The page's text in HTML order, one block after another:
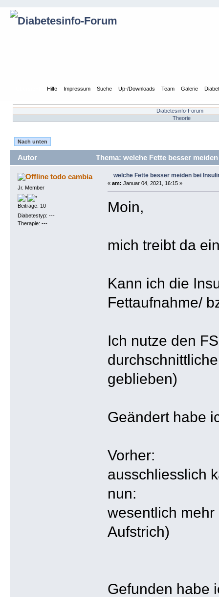
Hilfe Impressum Suche Up-/Downloads Team Galerie
Diabetesinfo-Forum
Theorie
Nach unten
Autor Thema: welche Fette besser
todo cambia
Jr. Member
Beiträge: 10
Diabetestyp: ---
Therapie: ---
welche Fette besser meiden bei
« am: Januar 04, 2021, 16:15 »
Moin,
mich treibt da
Kann ich die
Fettaufnahme/
Ich nutze den
geblieben)
Geändert habe
Vorher:
ausschliesslich
nun:
wesentlich
Aufstrich)
Gefunden habe